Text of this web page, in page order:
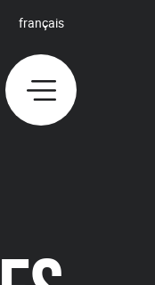
français